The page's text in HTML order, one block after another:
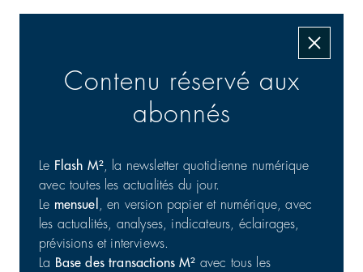
Contenu réservé aux
abonnés
Le Flash M², la newsletter quotidienne numérique
avec toutes les actualités du jour.
Le mensuel
, en version papier et numérique, avec
les actualités, analyses, indicateurs, éclairages,
prévisions et interviews.
La Base des transactions M² avec tous les
Commerce : cession d'un portefeuille de 25 actifs en
France
Commerces | Investissement